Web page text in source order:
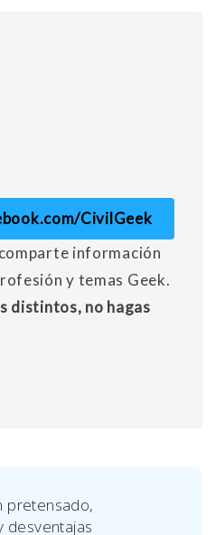
CivilGeek
información
y temas Geek.
distintos, no hagas
pretensado,
desventajas